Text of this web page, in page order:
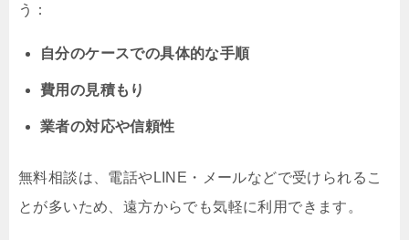
う：
自分のケースでの具体的な手順
費用の見積もり
業者の対応や信頼性
無料相談は、電話やLINE・メールなどで受けられるこ
とが多いため、遠方からでも気軽に利用できます。